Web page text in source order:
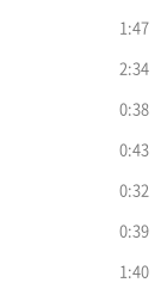
1:47
2:34
0:38
0:43
0:32
0:39
1:40